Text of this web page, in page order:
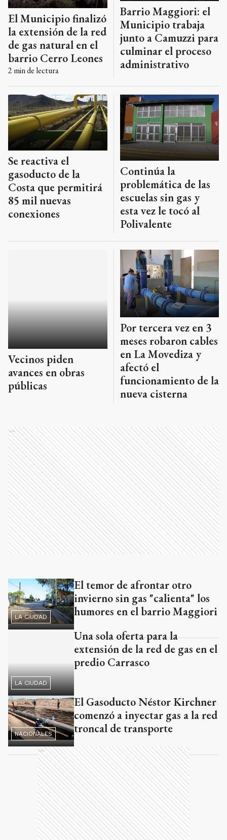
El Municipio finalizó
la extensión de la red
de gas natural en el
barrio Cerro Leones
2 min de lectura
Barrio Maggiori: el
Municipio trabaja
junto a Camuzzi para
culminar el proceso
administrativo
Se reactiva el
gasoducto de la
Costa que permitirá
85 mil nuevas
conexiones
Continúa la
problemática de las
escuelas sin gas y
esta vez le tocó al
Polivalente
Vecinos piden
avances en obras
públicas
Por tercera vez en 3
meses robaron cables
en La Movediza y
afectó el
funcionamiento de la
nueva cisterna
Ads
LA CIUDAD
El temor de afrontar otro
invierno sin gas "calienta" los
humores en el barrio Maggiori
LA CIUDAD
Una sola oferta para la
extensión de la red de gas en el
predio Carrasco
NACIONALES
El Gasoducto Néstor Kirchner
comenzó a inyectar gas a la red
troncal de transporte
Ads